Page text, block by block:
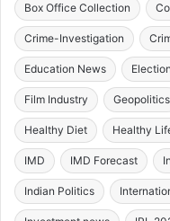
Box Office Collection
Crime-Investigation
Education News
Film Industry Geopolitics
Healthy Diet Healthy
IMD IMD Forecast
Indian Politics